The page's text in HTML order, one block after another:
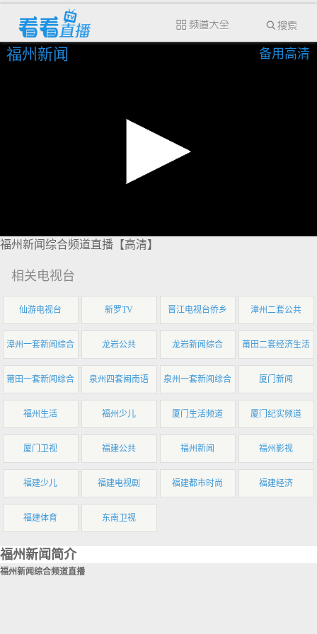
福州新闻 备用高清
福州新闻综合频道直播【高清】
相关电视台
仙游电视台 新罗TV 晋江电视台侨乡 漳州二套公共
漳州一套新闻综合 龙岩公共 龙岩新闻综合 莆田二套经济生活
莆田一套新闻综合 泉州四套闽南语 泉州一套新闻综合 厦门新闻
福州生活 福州少儿 厦门生活频道 厦门纪实频道
厦门卫视 福建公共 福州新闻 福州影视
福建少儿 福建电视剧 福建都市时尚 福建经济
福建体育 东南卫视
福州新闻简介
福州新闻综合频道直播